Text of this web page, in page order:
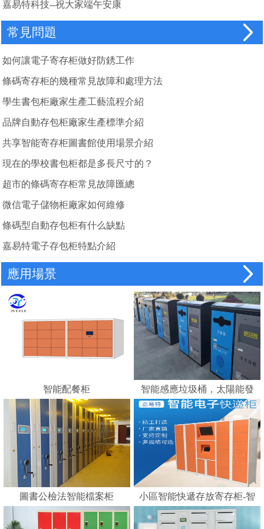
嘉易特科技--祝大家端午安康
常見問題
如何讓電子寄存柜做好防銹工作
條碼寄存柜的幾種常見故障和處理方法
學生書包柜廠家生產工藝流程介紹
品牌自動存包柜廠家生產標準介紹
共享智能寄存柜圖書館使用場景介紹
現在的學校書包柜都是多長尺寸的？
超市的條碼寄存柜常見故障匯總
微信電子儲物柜廠家如何維修
條碼型自動存包柜有什么缺點
嘉易特電子存包柜特點介紹
應用場景
智能配餐柜
智能感應垃圾桶，太陽能發
電，智能垃圾分類的好幫手
---蘇州嘉易特電子科技有限
公司
圖書公檢法智能檔案柜
小區智能快遞存放寄存柜-智
能化快遞柜 E郵